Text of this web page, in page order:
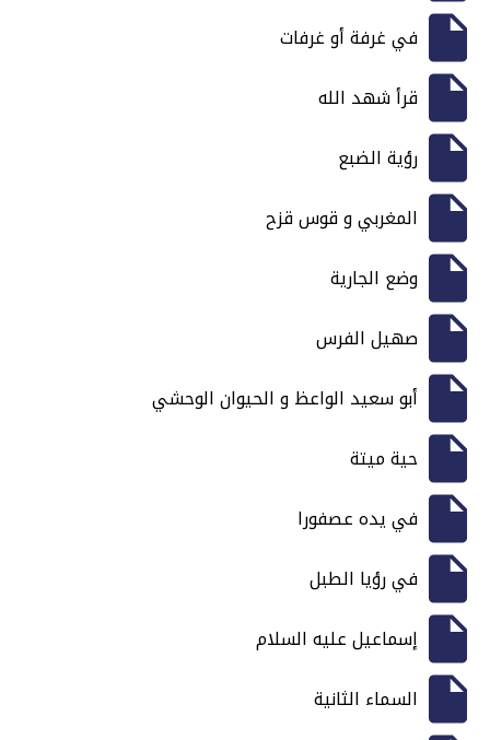
في غرفة أو غرفات
قرأ شهد الله
رؤية الضبع
المغربي و قوس قزح
وضع الجارية
صهيل الفرس
أبو سعيد الواعظ و الحيوان الوحشي
حية ميتة
في يده عصفورا
في رؤيا الطبل
إسماعيل عليه السلام
السماء الثانية